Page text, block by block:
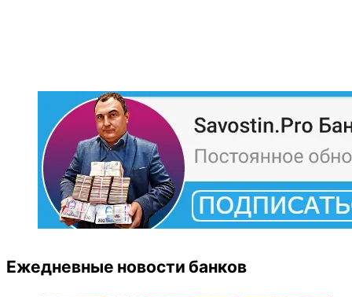
Ежедневные новости банков